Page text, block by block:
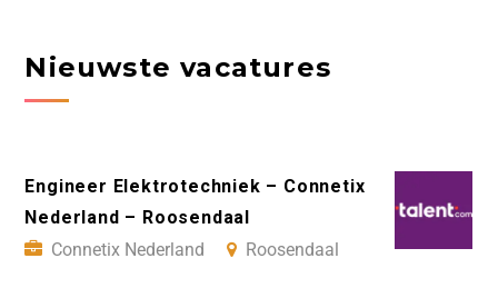
Nieuwste vacatures
Engineer Elektrotechniek – Connetix
Nederland – Roosendaal
Connetix Nederland
Roosendaal